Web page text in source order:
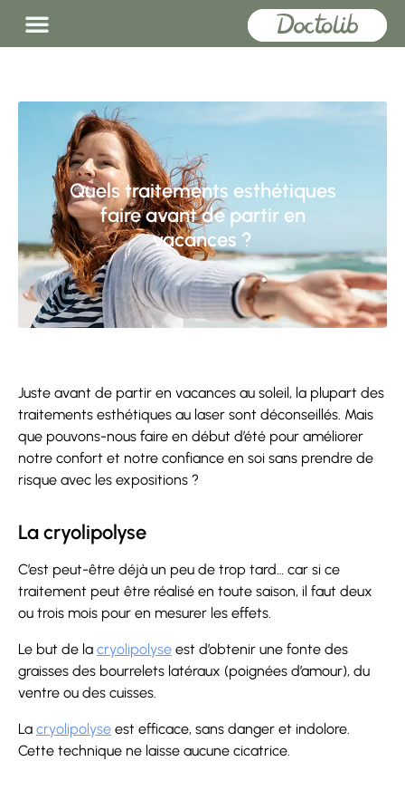
Quels traitements esthétiques
faire avant de partir en
vacances ?
Juste avant de partir en vacances au soleil, la plupart des
traitements esthétiques au laser sont déconseillés. Mais
que pouvons-nous faire en début d’été pour améliorer
notre confort et notre confiance en soi sans prendre de
risque avec les expositions ?
La cryolipolyse
C’est peut-être déjà un peu de trop tard… car si ce
traitement peut être réalisé en toute saison, il faut deux
ou trois mois pour en mesurer les effets.
Le but de la cryolipolyse est d’obtenir une fonte des
graisses des bourrelets latéraux (poignées d’amour), du
ventre ou des cuisses.
La cryolipolyse est efficace, sans danger et indolore.
Cette technique ne laisse aucune cicatrice.